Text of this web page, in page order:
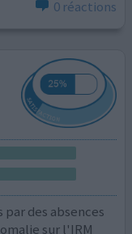
0 réactions
des absences
sur l'IRM